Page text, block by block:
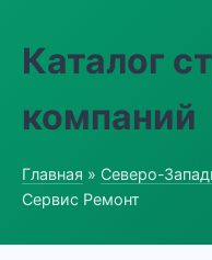
Каталог
компаний
Главная » Северо-
Сервис Ремонт